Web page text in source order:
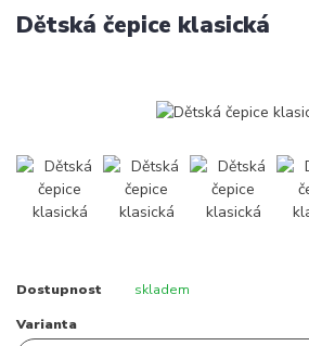
Dětská čepice klasická
Dostupnost skladem
Varianta